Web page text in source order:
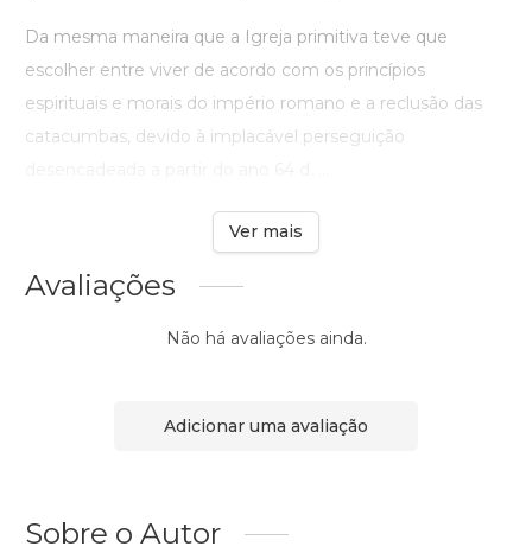
Da mesma maneira que a Igreja primitiva teve que
escolher entre viver de acordo com os princípios
espirituais e morais do império romano e a reclusão das
catacumbas, devido à implacável perseguição
Ver mais
Avaliações
Não há avaliações ainda.
Adicionar uma avaliação
Sobre o Autor